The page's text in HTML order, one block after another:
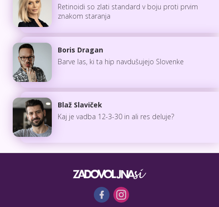
Retinoidi so zlati standard v boju proti prvim
znakom staranja
Boris Dragan
Barve las, ki ta hip navdušujejo Slovenke
Blaž Slaviček
Kaj je vadba 12-3-30 in ali res deluje?